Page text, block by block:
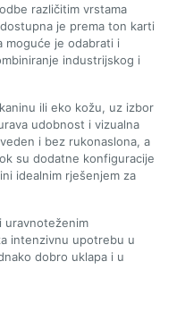
različitim vrstama
je prema ton karti
moguće je odabrati i
industrijskog i
ili eko kožu, uz izbor
udobnost i vizualna
i bez rukonaslona, a
su dodatne konfiguracije
idealnim rješenjem za
uravnoteženim
intenzivnu upotrebu u
dobro uklapa i u